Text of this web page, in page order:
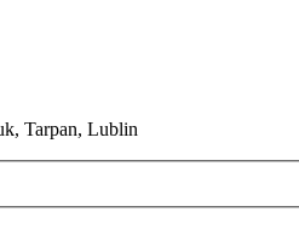
Tarpan, Lublin